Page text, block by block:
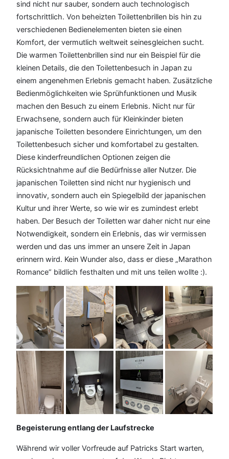
sind nicht nur sauber, sondern auch technologisch
fortschrittlich. Von beheizten Toilettenbrillen bis hin zu
verschiedenen Bedienelementen bieten sie einen
Komfort, der vermutlich weltweit seinesgleichen sucht.
Die warmen Toilettenbrillen sind nur ein Beispiel für die
kleinen Details, die den Toilettenbesuch in Japan zu
einem angenehmen Erlebnis gemacht haben. Zusätzliche
Bedienmöglichkeiten wie Sprühfunktionen und Musik
machen den Besuch zu einem Erlebnis. Nicht nur für
Erwachsene, sondern auch für Kleinkinder bieten
japanische Toiletten besondere Einrichtungen, um den
Toilettenbesuch sicher und komfortabel zu gestalten.
Diese kinderfreundlichen Optionen zeigen die
Rücksichtnahme auf die Bedürfnisse aller Nutzer. Die
japanischen Toiletten sind nicht nur hygienisch und
innovativ, sondern auch ein Spiegelbild der japanischen
Kultur und ihrer Werte, so wie wir es zumindest erlebt
haben. Der Besuch der Toiletten war daher nicht nur eine
Notwendigkeit, sondern ein Erlebnis, das wir vermissen
werden und das uns immer an unsere Zeit in Japan
erinnern wird. Kein Wunder also, dass er diese „Marathon
Romance“ bildlich festhalten und mit uns teilen wollte :).
Begeisterung entlang der Laufstrecke
Während wir voller Vorfreude auf Patricks Start warten,